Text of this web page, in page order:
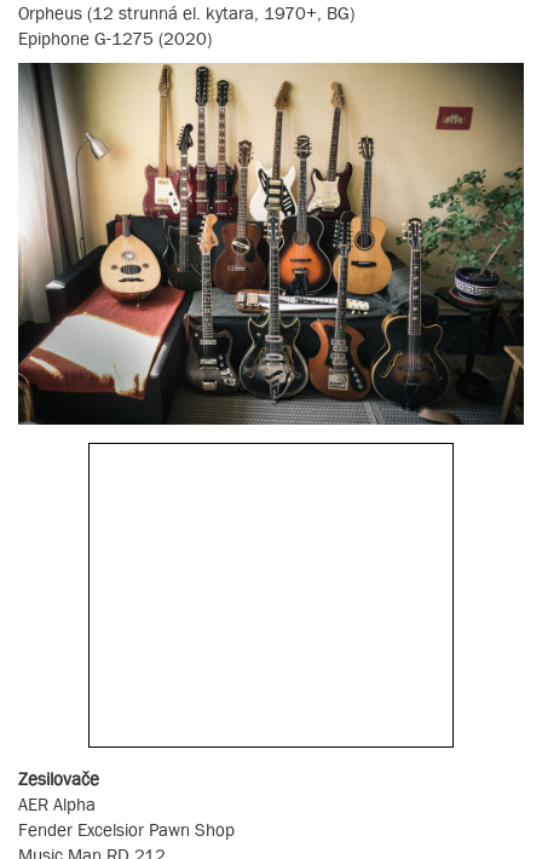
Orpheus (12 strunná el. kytara, 1970+, BG)
Epiphone G-1275 (2020)
Zesilovače
AER Alpha
Fender Excelsior Pawn Shop
Music Man RD 212